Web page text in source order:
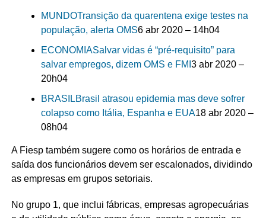
MUNDOTransição da quarentena exige testes na
população, alerta OMS6 abr 2020 – 14h04
ECONOMIASalvar vidas é “pré-requisito” para
salvar empregos, dizem OMS e FMI 3 abr 2020 –
20h04
BRASILBrasil atrasou epidemia mas deve sofrer
colapso como Itália, Espanha e EUA18 abr 2020 –
08h04
A Fiesp também sugere como os horários de entrada e
saída dos funcionários devem ser escalonados, dividindo
as empresas em grupos setoriais.
No grupo 1, que inclui fábricas, empresas agropecuárias